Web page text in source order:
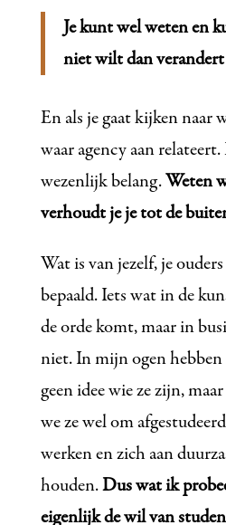
Je kunt wel weten en
niet wilt dan
En als je gaat kijken naar
waar agency aan
wezenlijk belang.Weten
verhoudt je je tot de
Wat is van jezelf, je
bepaald. Iets wat in de
de orde komt, maar in
niet. In mijn ogen hebben
geen idee wie ze zijn,
we ze wel om
werken en zich aan
houden.Dus wat ik
eigenlijk de wil van